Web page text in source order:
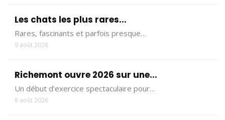
Les chats les plus rares...
Rares, fascinants et parfois presque…
9 août 2026
Richemont ouvre 2026 sur une...
Un début d’exercice spectaculaire pour…
8 août 2026